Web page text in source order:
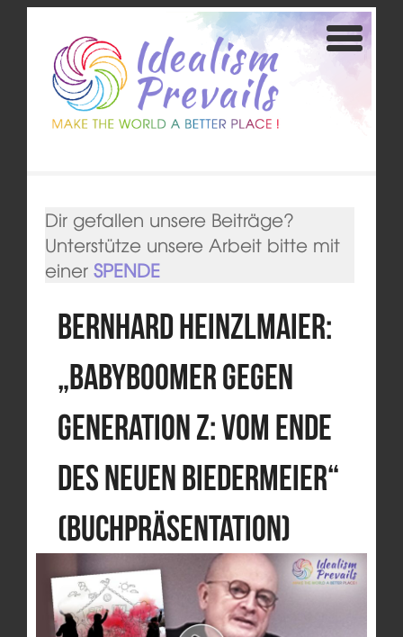
Dir gefallen unsere Beiträge?
Unterstütze unsere Arbeit bitte mit
einer SPENDE
Bernhard Heinzlmaier:
„Babyboomer gegen
Generation Z: Vom Ende
des neuen Biedermeier“
(Buchpräsentation)